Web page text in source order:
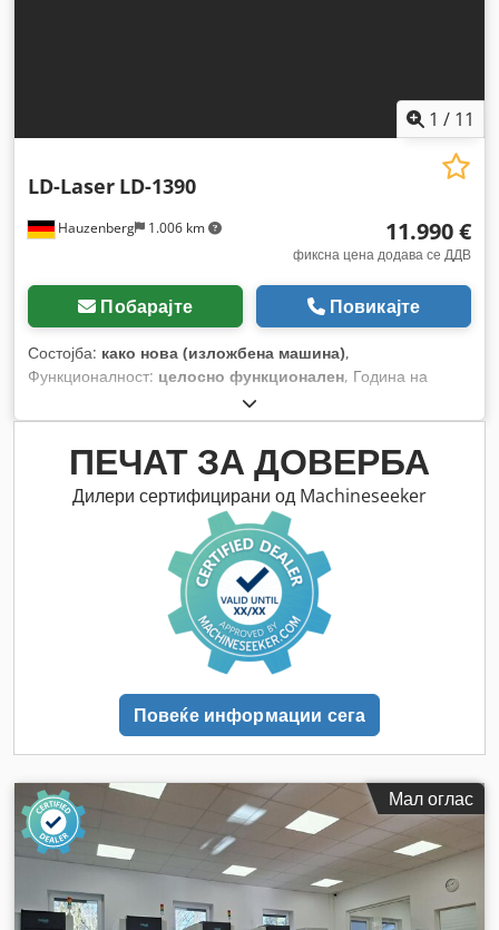
1 / 11
Hauzenberg 1.006 km
LD-Laser LD-1390
11.990 €
фиксна цена додава се ДДВ
Побарајте Повикајте
Состојба: како нова (изложбена машина),
Функционалност: целосно функционален, Година на
, моќност на ласерот:
230 V, тип на ладење:вода, времетраење на гаранцијата:
12 месеци, должина на вратило:10.700 мм, Опрема:
Ознака CE, безбедносна светлосна завеса,
документација / прирачник, екстракција на прав,
извлекување на чад, итно стопирање, кабина, ладилна
ПЕЧАТ ЗА ДОВЕРБА
Дилери сертифицирани од Machineseeker
Повеќе информации сега
Мал оглас